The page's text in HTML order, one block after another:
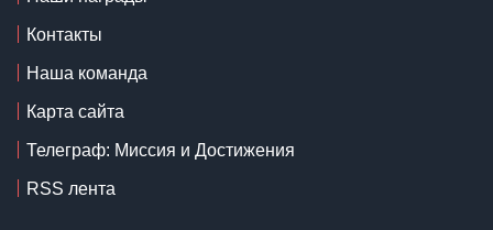
Контакты
Наша команда
Карта сайта
Телеграф: Миссия и Достижения
RSS лента